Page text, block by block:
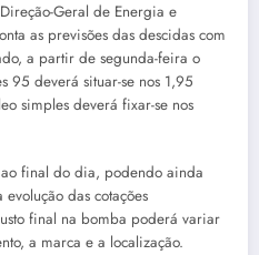
Geral de Energia e
as previsões das descidas com
a partir de segunda-feira o
95 deverá situar-se nos 1,95
simples deverá fixar-se nos
final do dia, podendo ainda
das cotações
final na bomba poderá variar
a marca e a localização.